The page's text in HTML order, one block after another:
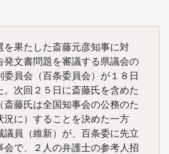
を果たした斎藤元彦知事に対
発文書問題を審議する県議会の
員会（百条委員会）が１８日
。次回２５日に斎藤氏を含めた
斎藤氏は全国知事会の公務のた
況に）することを決めた一方
議員（維新）が、百条委に先立
会で、２人の弁護士の参考人招